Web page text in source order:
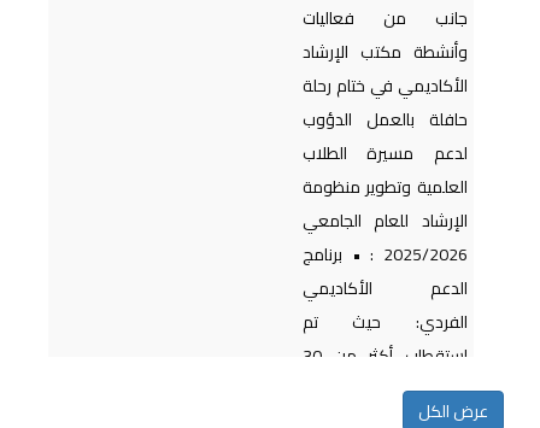
جانب من فعاليات
وأنشطة مكتب الإرشاد
الأكاديمي في ختام رحلة
حافلة بالعمل الدؤوب
لدعم مسيرة الطلاب
العلمية وتطوير منظومة
الإرشاد للعام الجامعي
2025/2026 : • برنامج
الدعم الأكاديمي
الفردي: حيث تم
استقطاب أكثر من 30
متطوعاً من...
عرض الكل